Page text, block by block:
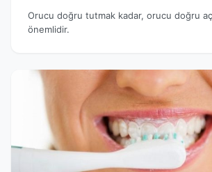
Orucu doğru tutmak kadar, orucu doğru
önemlidir.